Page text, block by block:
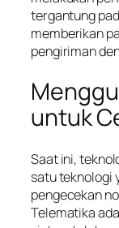
tergantung
memberikan
pengiriman
untuk
Saat ini,
satu teknologi
pengecekan
Telematika